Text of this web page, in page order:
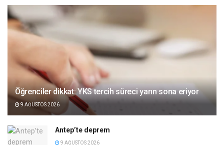
Öğrenciler dikkat: YKS tercih süreci yarın sona eriyor
9 AĞUSTOS 2026
Antep’te deprem
9 AĞUSTOS 2026